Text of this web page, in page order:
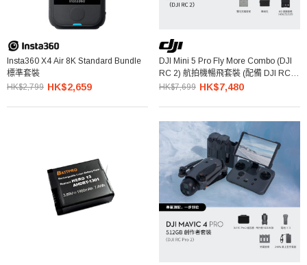
Insta360 X4 Air 8K Standard Bundle
標準套裝
HK$2,799 HK$2,659
DJI Mini 5 Pro Fly More Combo (DJI
RC 2) 航拍機暢飛套裝 (配備 DJI RC 2
遙控器)
HK$7,699 HK$7,480